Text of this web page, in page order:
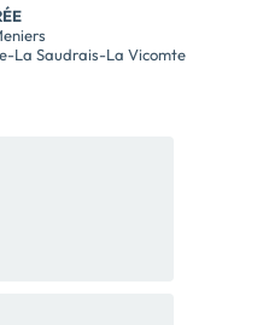
La Saudrais-La Vicomte